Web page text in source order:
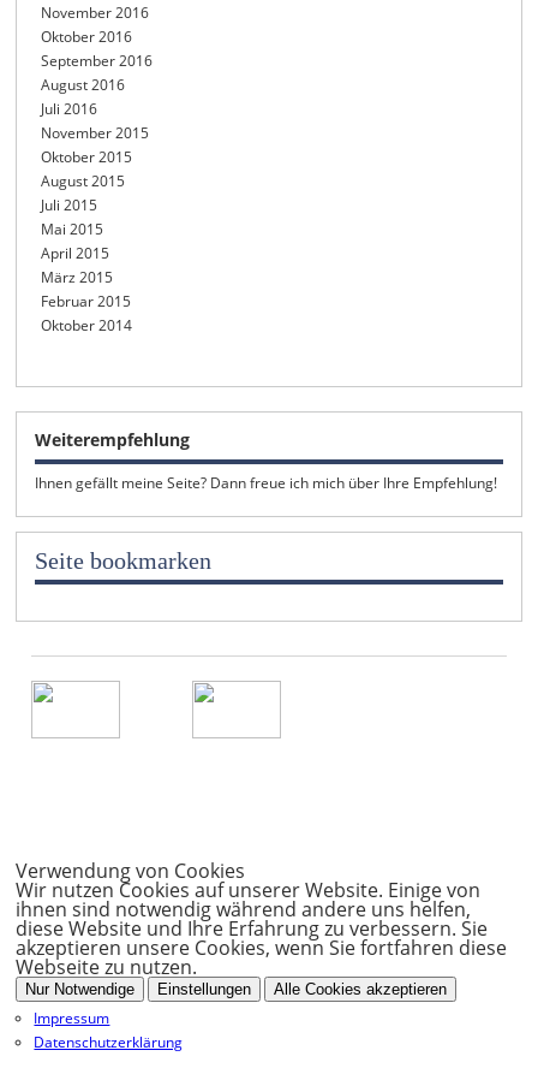
November 2016
Oktober 2016
September 2016
August 2016
Juli 2016
November 2015
Oktober 2015
August 2015
Juli 2015
Mai 2015
April 2015
März 2015
Februar 2015
Oktober 2014
Weiterempfehlung
Ihnen gefällt meine Seite? Dann freue ich mich über Ihre Empfehlung!
Seite bookmarken
Verwendung von Cookies
Wir nutzen Cookies auf unserer Website. Einige von
ihnen sind notwendig während andere uns helfen,
diese Website und Ihre Erfahrung zu verbessern. Sie
akzeptieren unsere Cookies, wenn Sie fortfahren diese
Webseite zu nutzen.
Nur Notwendige Einstellungen Alle Cookies akzeptieren
Impressum
Datenschutzerklärung